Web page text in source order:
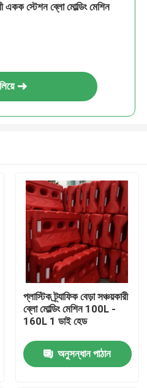
একক স্টেশন ব্লো মোল্ডিং মেশিন
প্লাস্টিক ট্র্যাফিক বেড়া সঞ্চয়কারী
ব্লো মোল্ডিং মেশিন 100L -
160L 1 ডাই হেড
অনুসন্ধান পাঠান